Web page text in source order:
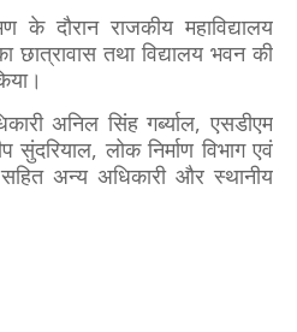
के दौरान राजकीय महाविद्यालय
छात्रावास तथा विद्यालय भवन की
अनिल सिंह गर्ब्याल, एसडीएम
लोक निर्माण विभाग एवं
अन्य अधिकारी और स्थानीय